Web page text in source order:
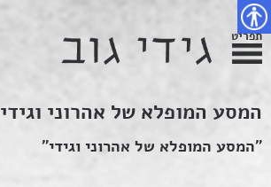
נגישות
מפת
האתר
הצהרת
נגישות
לדלג
לתוכן
יצירת
קשר
תפריט
המסע המופלא של אהרוני וגידי
"המסע המופלא של אהרוני וגידי"